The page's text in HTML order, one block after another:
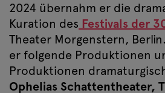
2024 übernahm er die
Kuration des Festivals der
Theater Morgenstern,
er folgende Produktionen
Produktionen
Ophelias Schattentheater,